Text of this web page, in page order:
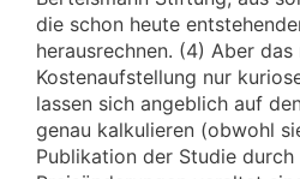
die schon heute
herausrechnen. (4) Aber
Kostenaufstellung nur
lassen sich angeblich auf
genau kalkulieren (obwohl
Publikation der Studie